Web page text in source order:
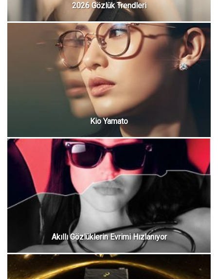
2026 Gözlük Trendleri
Kio Yamato
Akıllı Gözlüklerin Evrimi Hızlanıyor